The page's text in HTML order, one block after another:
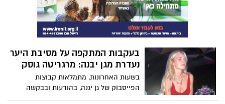
בעקבות המתקפה על מסיבת היער
נעדרת מגן יבנה: מרגריטה גוסק
בשעות האחרונות, מתמלאות קבוצות
הפייסבוק של גן יגנה, בהודעות ובבקשה
לאתר את תושבת היישוב, מרגריטה גוסק.